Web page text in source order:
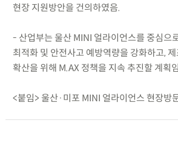
현장 지원방안을 건의하였음.
- 산업부는 울산 MINI 얼라이언스를 중심으
최적화 및 안전사고 예방역량을 강화하고,
확산을 위해 M.AX 정책을 지속 추진할 계획
<붙임> 울산·미포 MINI 얼라이언스 현장방